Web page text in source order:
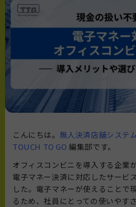
こんにちは。 無人決済店舗システ
TOUCH TO GO 編集部です。
オフィスコンビニを導入する企業
電子マネー決済に対応したサービ
した。電子マネーが使えることで
るため、社員にとっての使いやす